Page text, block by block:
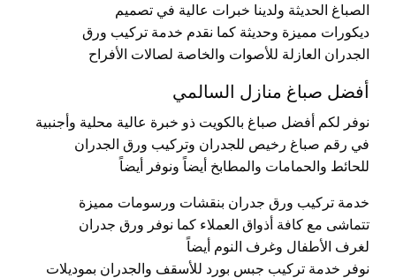
الصباغ الحديثة ولدينا خبرات عالية في تصميم
ديكورات مميزة وحديثة كما نقدم خدمة تركيب ورق
الجدران العازلة للأصوات والخاصة لصالات الأفراح
أفضل صباغ منازل السالمي
نوفر لكم أفضل صباغ بالكويت ذو خبرة عالية محلية وأجنبية
في رقم صباغ رخيص للجدران وتركيب ورق الجدران
للحائط والحمامات والمطابخ أيضاً ونوفر أيضاً
خدمة تركيب ورق جدران بنقشات ورسومات مميزة
تتماشى مع كافة أذواق العملاء كما نوفر ورق جدران
لغرف الأطفال وغرف النوم أيضاً
نوفر خدمة تركيب جبس بورد للأسقف والجدران بموديلات